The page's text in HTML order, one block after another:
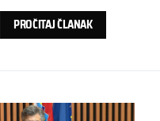
PROČITAJ ČLANAK